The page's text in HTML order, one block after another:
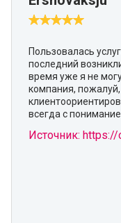
Пользовалась
последний
время уже я не
компания,
всегда с
Источник: